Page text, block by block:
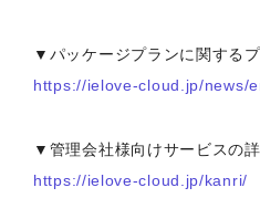
▼パッケージプランに関する
https://ielove-cloud.jp/news/
▼管理会社様向けサービスの
https://ielove-cloud.jp/kanri/